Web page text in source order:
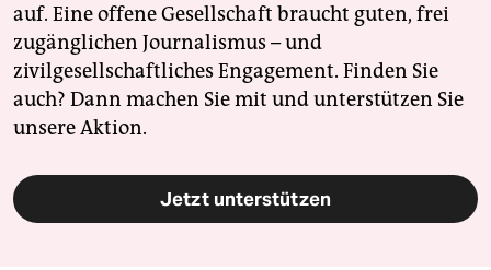
auf. Eine offene Gesellschaft braucht guten, frei
zugänglichen Journalismus – und
zivilgesellschaftliches Engagement. Finden Sie
auch? Dann machen Sie mit und unterstützen Sie
unsere Aktion.
Jetzt unterstützen